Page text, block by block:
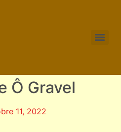
Ô Gravel
11, 2022